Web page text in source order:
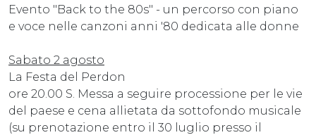
Evento "Back to the 80s" - un percorso con piano
e voce nelle canzoni anni '80 dedicata alle donne
Sabato 2 agosto
La Festa del Perdon
ore 20.00 S. Messa a seguire processione per le vie
del paese e cena allietata da sottofondo musicale
(su prenotazione entro il 30 luglio presso il